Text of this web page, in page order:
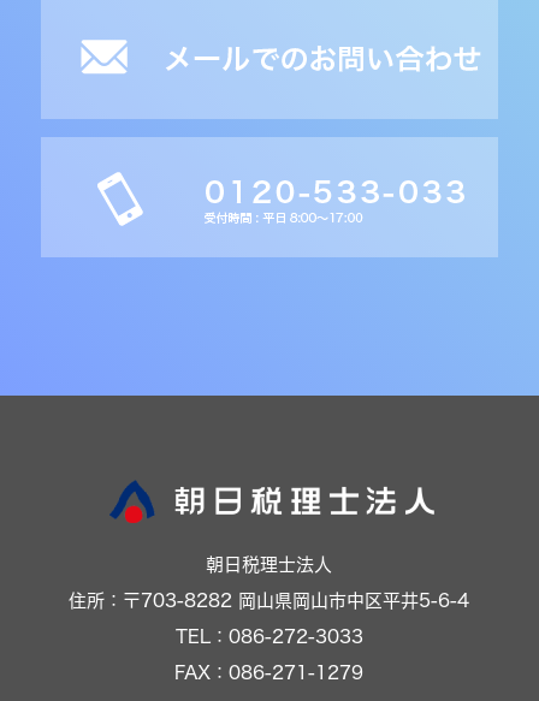
朝日税理士法人
住所：〒703-8282 岡山県岡山市中区平井5-6-4
TEL：086-272-3033
FAX：086-271-1279